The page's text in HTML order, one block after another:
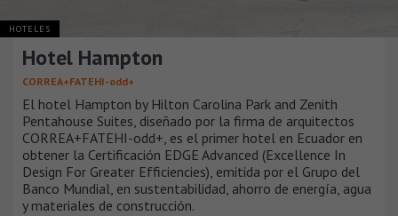
HOTELES
Hotel Hampton
CORREA+FATEHI-odd+
El hotel Hampton by Hilton Carolina Park and Zenith
Pentahouse Suites, diseñado por la firma de arquitectos
CORREA+FATEHI-odd+, es el primer hotel en Ecuador en
obtener la Certificación EDGE Advanced (Excellence In
Design For Greater Efficiencies), emitida por el Grupo del
Banco Mundial, en sustentabilidad, ahorro de energía, agua
y materiales de construcción.